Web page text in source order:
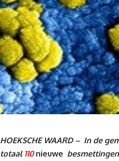
HOEKSCHE WAARD – In de
totaal 110nieuwe